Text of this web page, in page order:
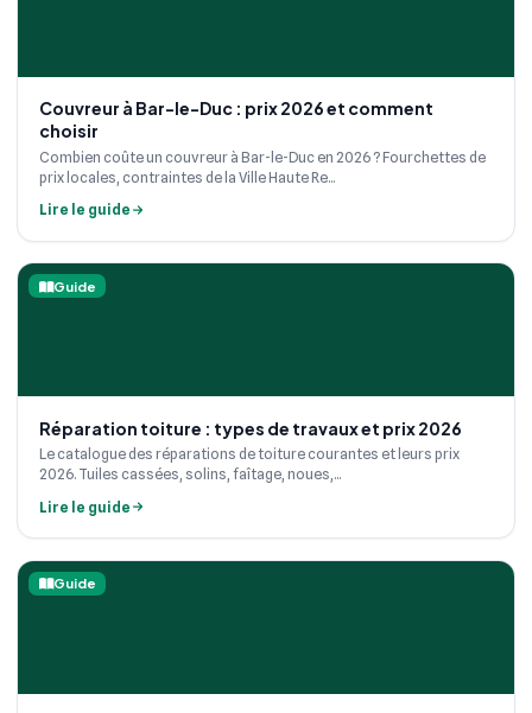
Couvreur à Bar-le-Duc : prix 2026 et comment
choisir
Combien coûte un couvreur à Bar-le-Duc en 2026 ? Fourchettes de
prix locales, contraintes de la Ville Haute Re...
Lire le guide
Guide
Réparation toiture : types de travaux et prix 2026
Le catalogue des réparations de toiture courantes et leurs prix
2026. Tuiles cassées, solins, faîtage, noues,...
Lire le guide
Guide